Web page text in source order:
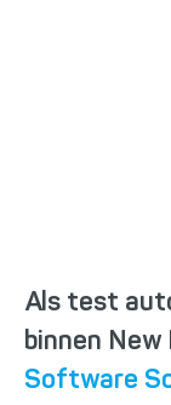
Als test
binnen
Software